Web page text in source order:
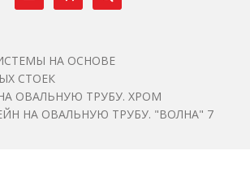
НА ОСНОВЕ
СТОЕК
ОВАЛЬНУЮ ТРУБУ. ХРОМ
НА ОВАЛЬНУЮ ТРУБУ. "ВОЛНА" 7